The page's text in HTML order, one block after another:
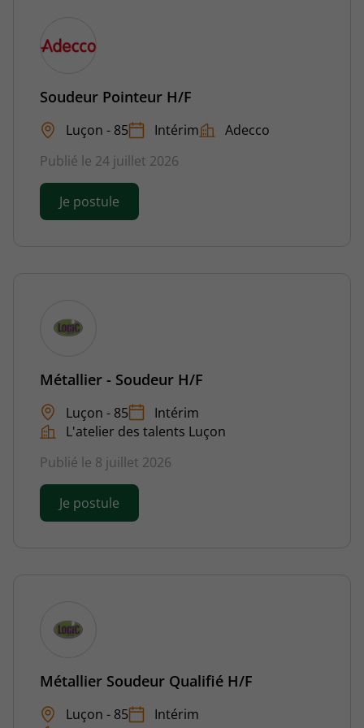
Soudeur Pointeur H/F
Luçon - 85 Intérim
Adecco
Publié le 24 juillet 2026
Je postule
Métallier - Soudeur H/F
Luçon - 85
Intérim
L'atelier des talents Luçon
Publié le 8 juillet 2026
Je postule
Métallier Soudeur Qualifié H/F
Luçon - 85
Intérim